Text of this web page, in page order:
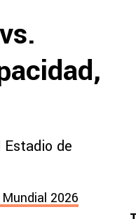
Real Madrid
Estadio de
2026